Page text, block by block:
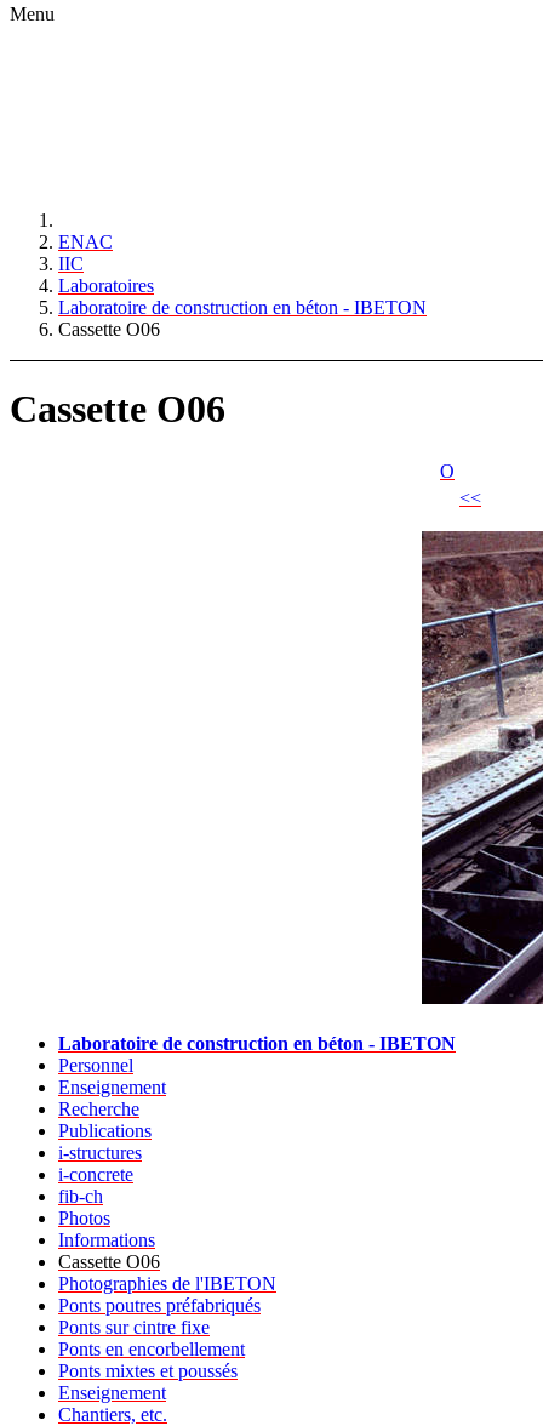
Menu
ENAC
IIC
Laboratoires
Laboratoire de construction en béton - IBETON
Cassette O06
Cassette O06
O
<<
Laboratoire de construction en béton - IBETON
Personnel
Enseignement
Recherche
Publications
i-structures
i-concrete
fib-ch
Photos
Informations
Cassette O06
Photographies de l'IBETON
Ponts poutres préfabriqués
Ponts sur cintre fixe
Ponts en encorbellement
Ponts mixtes et poussés
Enseignement
Chantiers, etc.